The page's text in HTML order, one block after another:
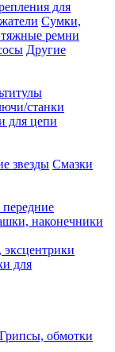
для
Сумки,
ремни
Другие
станки
для цепи
звезды Смазки
наконечники
для
Грипсы, обмотки